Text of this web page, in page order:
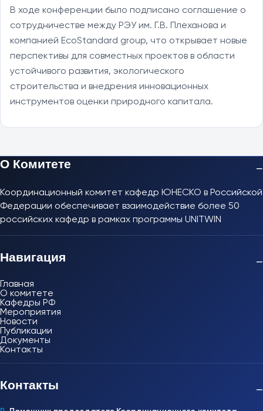
В ходе конференции было подписано соглашение о
сотрудничестве между РЭУ им. Г.В. Плеханова и
компанией EcoStandard group, что открывает новые
перспективы для совместных проектов в области
устойчивого развития, экологического
строительства и внедрения инновационных
инструментов оценки природного капитала.
О Комитете −
Координационный комитет кафедр ЮНЕСКО в Российской
Федерации обеспечивает взаимодействие более 50
российских кафедр в рамках программы UNITWIN
Навигация −
Главная
О комитете
Кафедры РФ
Мероприятия
Новости
Публикации
Документы
Контакты
Контакты −